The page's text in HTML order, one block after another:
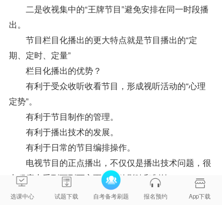
二是收视集中的“王牌节目”避免安排在同一时段播
出。
节目栏目化播出的更大特点就是节目播出的“定
期、定时、定量”
栏目化播出的优势？
有利于受众收听收看节目，形成视听活动的“心理
定势”。
有利于节目制作的管理。
有利于播出技术的发展。
有利于日常的节目编排操作。
电视节目的正点播出，不仅仅是播出技术问题，很
大程度上受到下列两方面因素的影响和制约：
人力资源管理的目标？
选课中心 试题下载 自考备考刷题 报名预约 App下载